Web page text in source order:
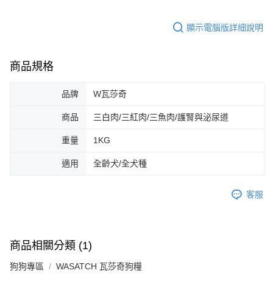
顯示電腦版詳細說明
商品規格
品牌 W瓦莎奇
商品 三白肉/三紅肉/三魚肉/護腎與泌尿道
重量 1KG
適用 全齡犬/全犬種
客服
商品相關分類 (1)
狗狗專區 WASATCH 瓦莎奇狗糧